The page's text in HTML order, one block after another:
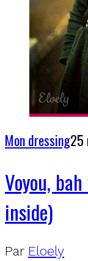
Mon dressing25
Voyou,
inside)
Par Eloely